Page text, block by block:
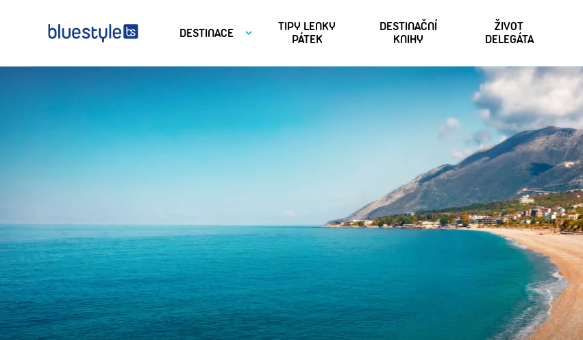
DESTINACE
TIPY LENKY
PÁTEK
DESTINAČNÍ
KNIHY
ŽIVOT
DELEGÁTA